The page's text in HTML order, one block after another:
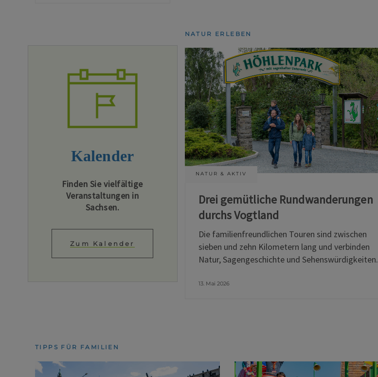
Kalender
Finden Sie vielfältige
Veranstaltungen in
Sachsen.
Zum Kalender
NATUR ERLEBEN
NATUR & AKTIV
Drei gemütliche Rundwanderungen
durchs Vogtland
Die familienfreundlichen Touren sind zwischen
sieben und zehn Kilometern lang und verbinden
Natur, Sagengeschichte und Sehenswürdigkeiten.
13. Mai 2026
TIPPS FÜR FAMILIEN